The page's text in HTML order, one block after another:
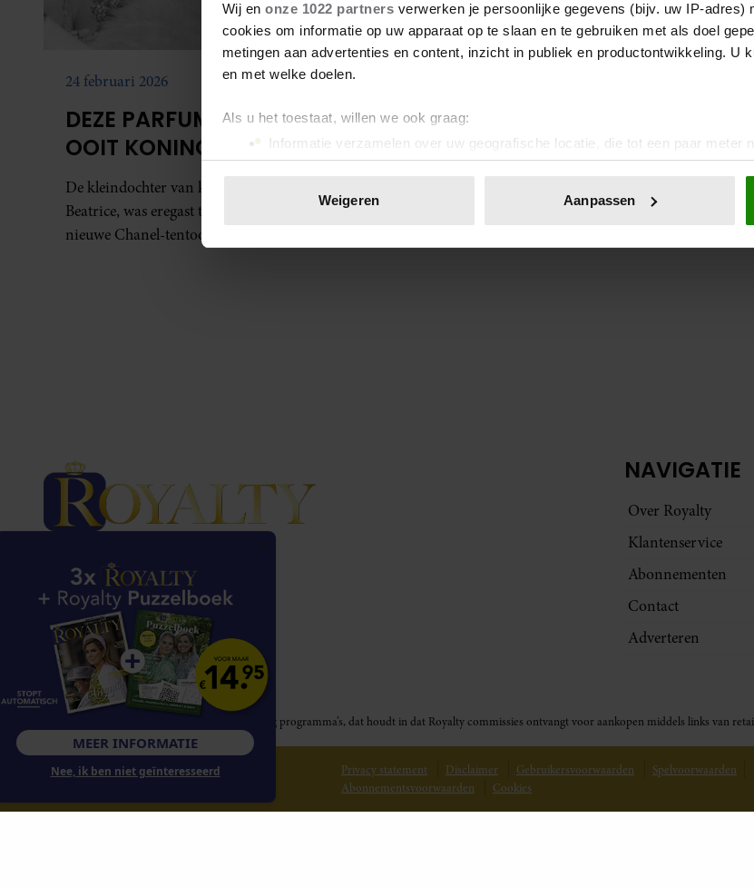
Wij en onze 1022 partners verwerken je persoonlijke gegevens (bijv. uw IP-adres)
cookies om informatie op uw apparaat op te slaan en te gebruiken met als doel
metingen aan advertenties en content, inzicht in publiek en productontwikkeling. U
en met welke doelen.
Als u het toestaat, willen we ook graag:
Informatie verzamelen over uw geografische locatie, die tot een paar meter
Uw apparaat identificeren door het actief te scannen op specifieke
toestemming op elk moment wijzigen of intrekken in de Cookieverklaring.
Weigeren Aanpassen
24 februari 2026
DEZE PARFUM BETOVERDE
OOIT KONINGIN ELIZABETH
De kleindochter van koningin Elizabeth, prinses
Beatrice, was eregast tijdens het galadiner bij een
nieuwe Chanel-tentoonstelling.
NAVIGATIE
Over Royalty
Klantenservice
Abonnementen
Contact
Adverteren
Royalty participeert in diverse affiliate marketing programma’s, dat houdt in dat Royalty commissies ontvangt voor aankopen middels links van
© 2026 Royalty Online Privacy statement Disclaimer Gebruikersvoorwaarden
Spelvoorwaarden
Abonnementsvoorwaarden
Cookies
MEER INFORMATIE
Nee, ik ben niet geïnteresseerd